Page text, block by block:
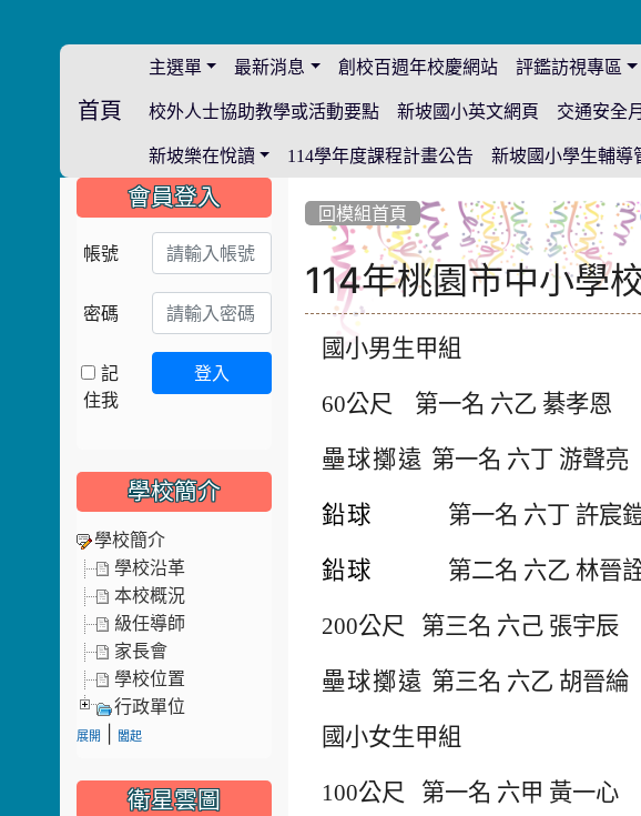
首頁
主選單 最新消息 創校百週年校慶網站 評鑑訪視專區
校外人士協助教學或活動要點 新坡國小英文網頁 交通安全
新坡樂在悅讀 114學年度課程計畫公告 新坡國小學生輔導
回模組首頁
114年桃園市中小學
國小男生甲組
60公尺 第一名 六乙 綦孝恩
壘球擲遠 第一名 六丁 游聲亮
鉛球 第一名 六丁 許宸
鉛球 第二名 六乙 林晉
200公尺 第三名 六己 張宇辰
壘球擲遠 第三名 六乙 胡晉綸
國小女生甲組
100公尺 第一名 六甲 黃一心
::: 會員登入
帳號
密碼
記
住我
登入
學校簡介
學校簡介
學校沿革
本校概況
級任導師
家長會
學校位置
行政單位
展開 闔起
衛星雲圖